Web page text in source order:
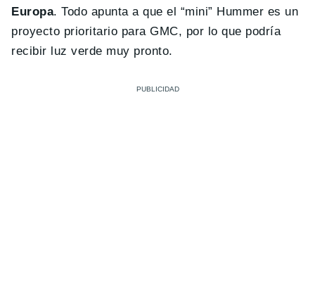
Europa. Todo apunta a que el “mini” Hummer es un
proyecto prioritario para GMC, por lo que podría
recibir luz verde muy pronto.